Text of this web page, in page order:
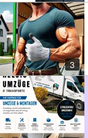
3